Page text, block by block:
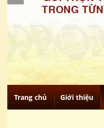
Trang chủ Giới thiệu